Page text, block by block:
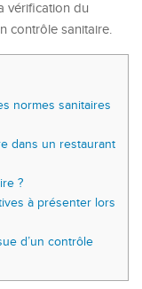
vérification du
contrôle sanitaire.
normes sanitaires
dans un restaurant
?
à présenter lors
d’un contrôle